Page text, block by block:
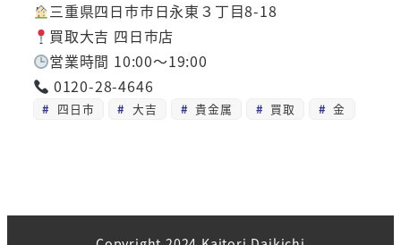
三重県四日市市日永東３丁目8-18
買取大吉 四日市店
営業時間 10:00～19:00
0120-28-4646
四日市 大吉 貴金属 買取 金